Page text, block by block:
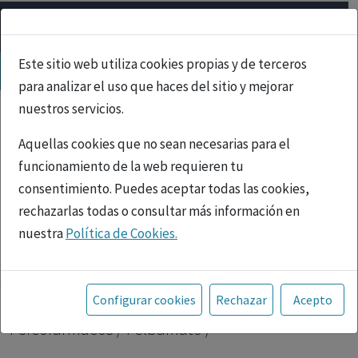
Este sitio web utiliza cookies propias y de terceros
para analizar el uso que haces del sitio y mejorar
nuestros servicios.
Aquellas cookies que no sean necesarias para el
funcionamiento de la web requieren tu
consentimiento. Puedes aceptar todas las cookies,
rechazarlas todas o consultar más información en
nuestraPolítica de Cookies.
Toda la información incluida en la Página Web está
referida a productos del mercado español y, por
tanto, dirigida a profesionales sanitarios legalmente
facultados para prescribir o dispensar medicamentos
Configurar cookies Rechazar Acepto
Psicofármacos| Felbamato |
Psicofármacos / Felbamato /